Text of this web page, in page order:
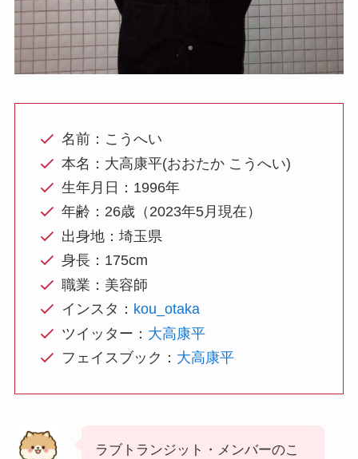
名前：こうへい
本名：大高康平(おおたか こうへい)
生年月日：1996年
年齢：26歳（2023年5月現在）
出身地：埼玉県
身長：175cm
職業：美容師
インスタ： kou_otaka
ツイッター： 大高康平
フェイスブック： 大高康平
ラブトランジット・メンバーのこ